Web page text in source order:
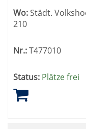
Wo:Städt.
210
Nr.:T477010
Status: Plätze frei